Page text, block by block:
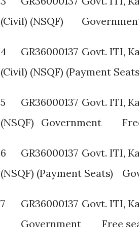
(Civil) (NSQF)
4 GR36000137 Govt. ITI,
(Civil) (NSQF) (Payment
5 GR36000137 Govt. ITI,
(NSQF)
Government
6 GR36000137 Govt. ITI,
(NSQF) (Payment Seats)
7 GR36000137 Govt. ITI,
Government
Free